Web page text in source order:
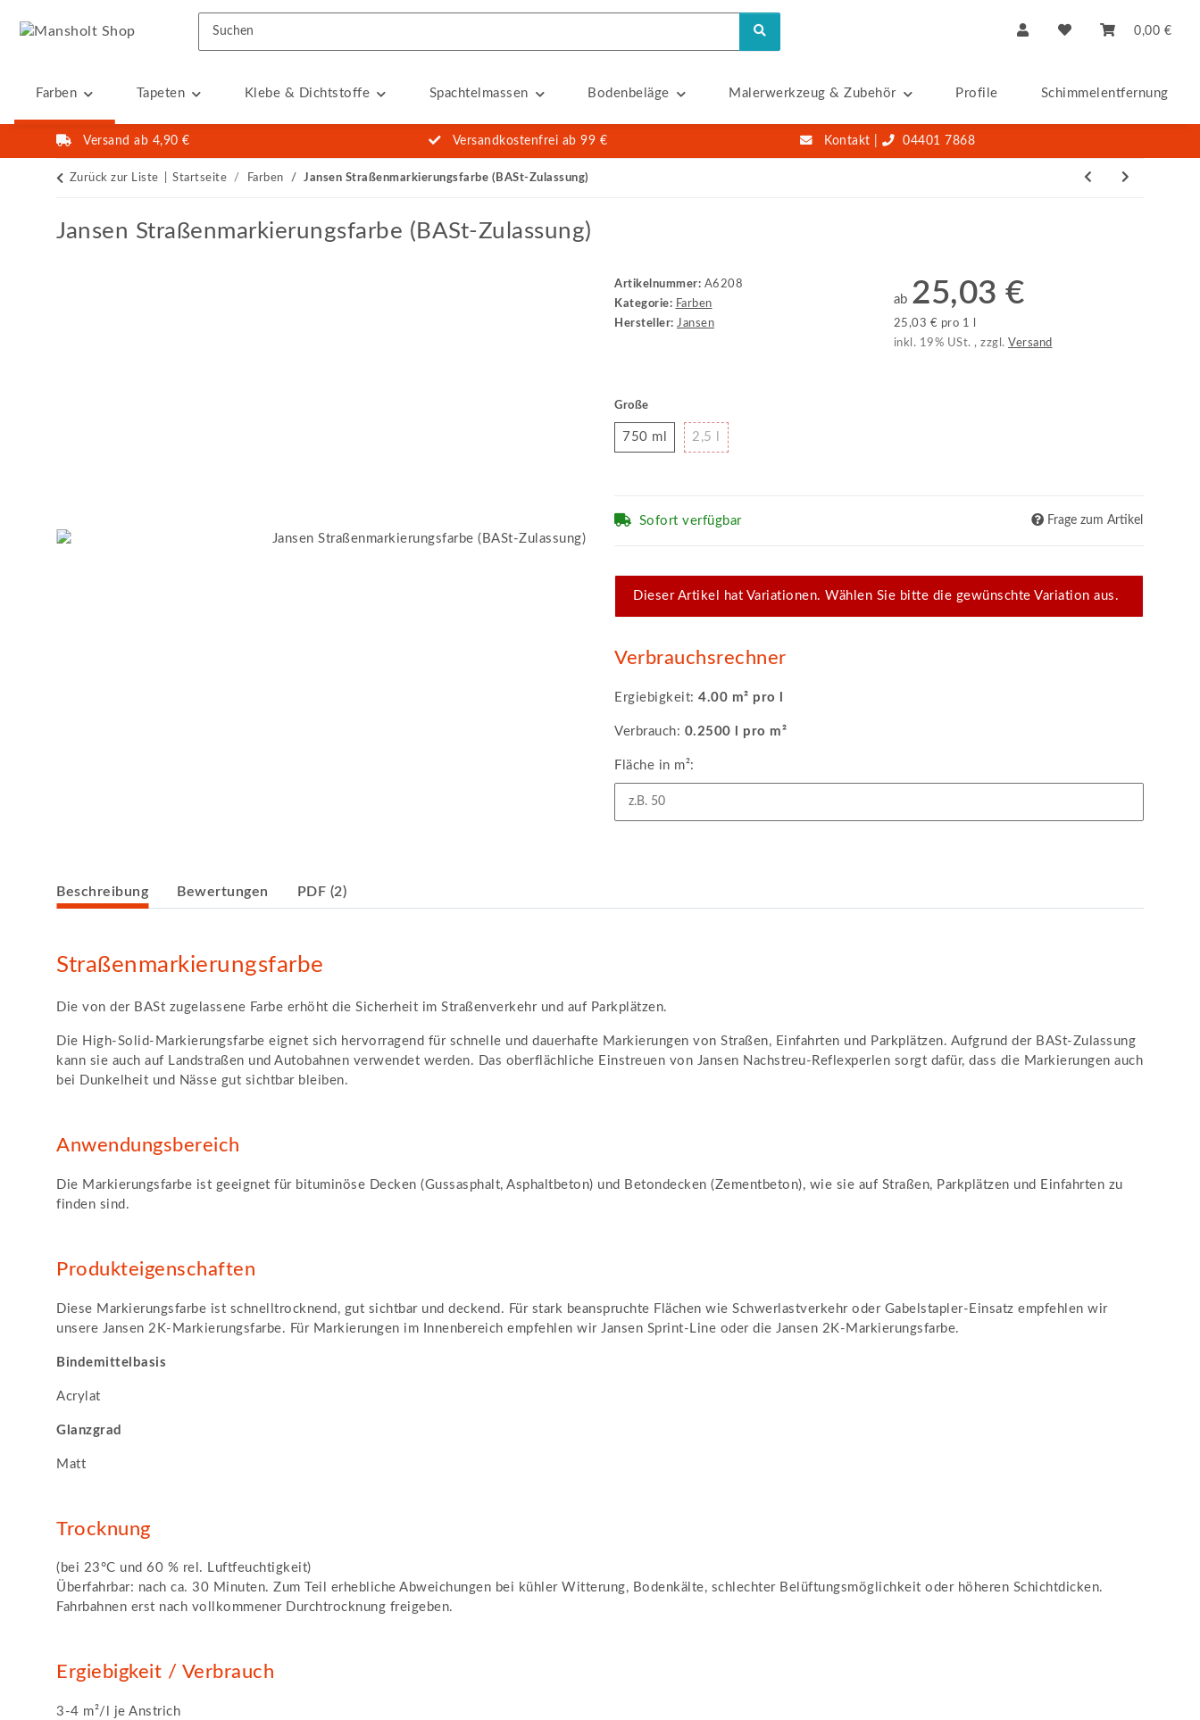
0,00 €
Farben Tapeten Klebe & Dichtstoffe Spachtelmassen Bodenbeläge Malerwerkzeug & Zubehör Profile Schimmelentfernung & -
Versand ab 4,90 € Versandkostenfrei ab 99 € Kontakt | 04401 7868
Zurück zur Liste Startseite Farben Jansen Straßenmarkierungsfarbe (BASt-Zulassung)
Jansen Straßenmarkierungsfarbe (BASt-Zulassung)
Artikelnummer: A6208
Kategorie: Farben
Hersteller: Jansen
ab 25,03 €
25,03 € pro 1 l
inkl. 19% USt. , zzgl. Versand
Große
750 ml 750 ml
2,5 l 2,5 l
Sofort verfügbar Frage zum Artikel
x
Dieser Artikel hat Variationen. Wählen Sie bitte die gewünschte Variation aus.
Verbrauchsrechner
Ergiebigkeit: 4.00 m² pro l
Verbrauch: 0.2500 l pro m²
Fläche in m²:
weitere Registerkarten anzeigen
Beschreibung Bewertungen PDF (2)
Straßenmarkierungsfarbe
Die von der BASt zugelassene Farbe erhöht die Sicherheit im Straßenverkehr und auf Parkplätzen.
Die High-Solid-Markierungsfarbe eignet sich hervorragend für schnelle und dauerhafte Markierungen von Straßen, Einfahrten und Parkplätzen. Aufgrund der BASt-Zulassung
kann sie auch auf Landstraßen und Autobahnen verwendet werden. Das oberflächliche Einstreuen von Jansen Nachstreu-Reflexperlen sorgt dafür, dass die Markierungen auch
bei Dunkelheit und Nässe gut sichtbar bleiben.
Anwendungsbereich
Die Markierungsfarbe ist geeignet für bituminöse Decken (Gussasphalt, Asphaltbeton) und Betondecken (Zementbeton), wie sie auf Straßen, Parkplätzen und Einfahrten zu
finden sind.
Produkteigenschaften
Diese Markierungsfarbe ist schnelltrocknend, gut sichtbar und deckend. Für stark beanspruchte Flächen wie Schwerlastverkehr oder Gabelstapler-Einsatz empfehlen wir
unsere Jansen 2K-Markierungsfarbe. Für Markierungen im Innenbereich empfehlen wir Jansen Sprint-Line oder die Jansen 2K-Markierungsfarbe.
Bindemittelbasis
Acrylat
Glanzgrad
Matt
Trocknung
(bei 23°C und 60 % rel. Luftfeuchtigkeit)
Überfahrbar: nach ca. 30 Minuten. Zum Teil erhebliche Abweichungen bei kühler Witterung, Bodenkälte, schlechter Belüftungsmöglichkeit oder höheren Schichtdicken.
Fahrbahnen erst nach vollkommener Durchtrocknung freigeben.
Ergiebigkeit / Verbrauch
3-4 m²/l je Anstrich